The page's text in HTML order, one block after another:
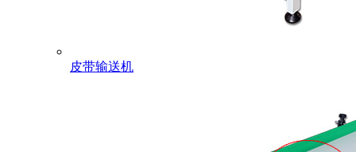
皮带输送机